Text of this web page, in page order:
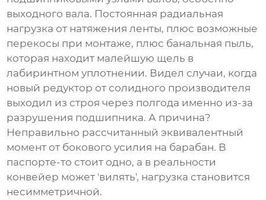
выходного вала. Постоянная радиальная
нагрузка от натяжения ленты, плюс возможные
перекосы при монтаже, плюс банальная пыль,
которая находит малейшую щель в
лабиринтном уплотнении. Видел случаи, когда
новый редуктор от солидного производителя
выходил из строя через полгода именно из-за
разрушения подшипника. А причина?
Неправильно рассчитанный эквивалентный
момент от бокового усилия на барабан. В
паспорте-то стоит одно, а в реальности
конвейер может 'вилять', нагрузка становится
несимметричной.